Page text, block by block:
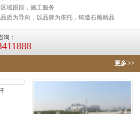
域跟踪，施工服务
质为导向，以品牌为依托，铸造石雕精品
询：
更多>>